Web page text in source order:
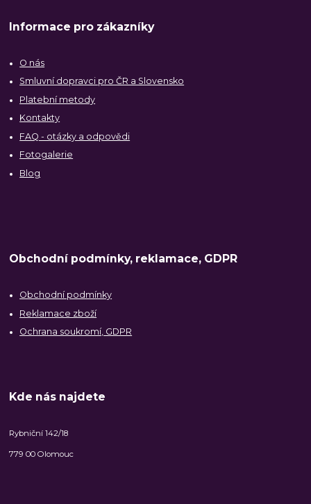
Informace pro zákazníky
O nás
Smluvní dopravci pro ČR a Slovensko
Platební metody
Kontakty
FAQ - otázky a odpovědi
Fotogalerie
Blog
Obchodní podmínky, reklamace, GDPR
Obchodní podmínky
Reklamace zboží
Ochrana soukromí, GDPR
Kde nás najdete
Rybniční 142/18
779 00 Olomouc